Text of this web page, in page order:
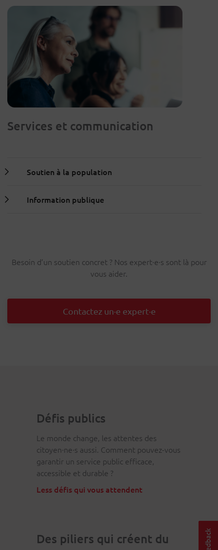
Services et communication
Soutien à la population
Information publique
Besoin d’un soutien concret ? Nos expert·e·s sont là pour
vous aider.
Contactez un·e expert·e
Défis publics
Le monde change, les attentes des
citoyen∙ne∙s aussi. Comment pouvez-vous
garantir un service public efficace,
accessible et durable ?
Less défis qui vous attendent
Des piliers qui créent du